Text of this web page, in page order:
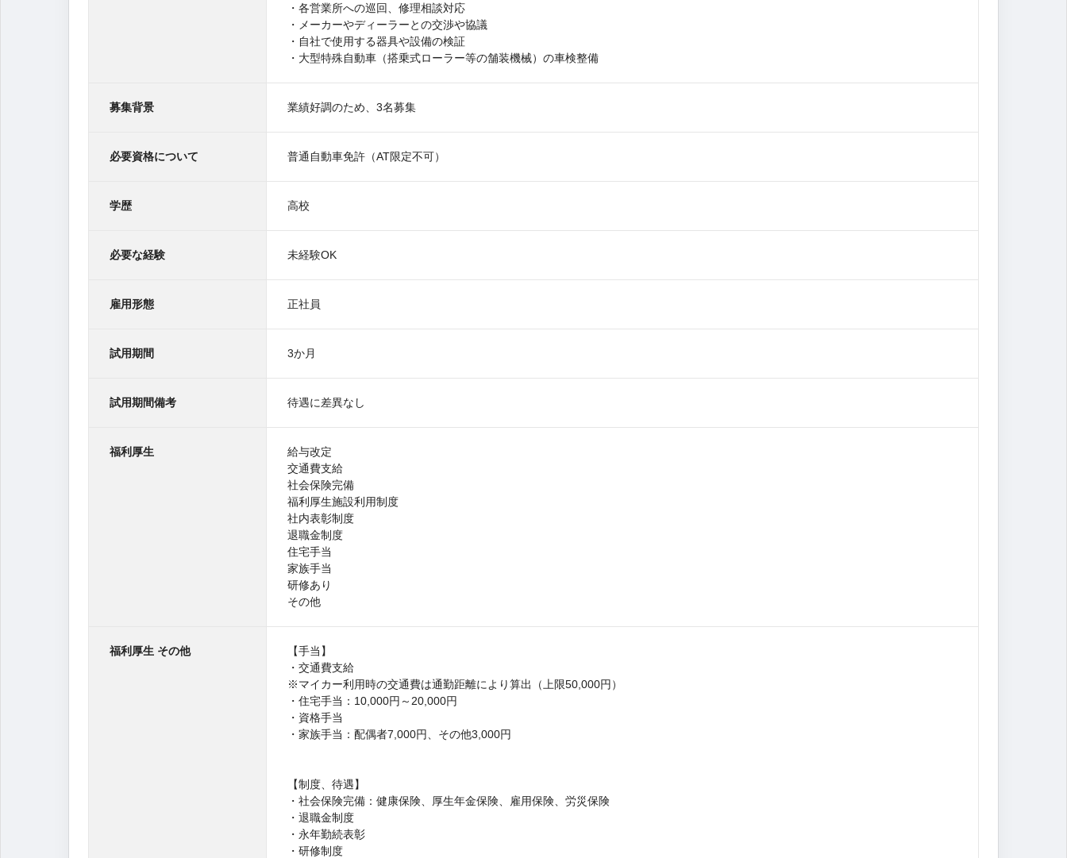
・各営業所への巡回、修理相談対応
・メーカーやディーラーとの交渉や協議
・自社で使用する器具や設備の検証
・大型特殊自動車（搭乗式ローラー等の舗装機械）の車検整備
募集背景 業績好調のため、3名募集
必要資格について 普通自動車免許（AT限定不可）
学歴 高校
必要な経験 未経験OK
雇用形態 正社員
試用期間 3か月
試用期間備考 待遇に差異なし
福利厚生
給与改定
交通費支給
社会保険完備
福利厚生施設利用制度
社内表彰制度
退職金制度
住宅手当
家族手当
研修あり
その他
福利厚生 その他
【手当】
・交通費支給
※マイカー利用時の交通費は通勤距離により算出（上限50,000円）
・住宅手当：10,000円～20,000円
・資格手当
・家族手当：配偶者7,000円、その他3,000円
【制度、待遇】
・社会保険完備：健康保険、厚生年金保険、雇用保険、労災保険
・退職金制度
・永年勤続表彰
・研修制度